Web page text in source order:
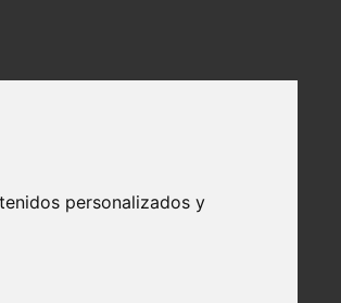
personalizados y